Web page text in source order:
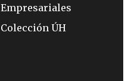
Empresariales
Colección ÚH